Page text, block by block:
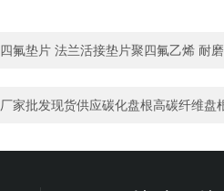
四氟垫片 法兰活接垫片聚四氟乙烯 耐
厂家批发现货供应碳化盘根高碳纤维盘